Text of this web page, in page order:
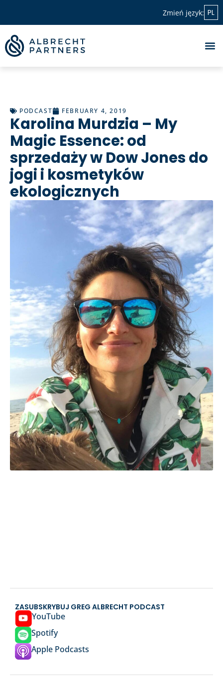
Zmień język: PL
PODCAST FEBRUARY 4, 2019
Karolina Murdzia – My
Magic Essence: od
sprzedaży w Dow Jones do
jogi i kosmetyków
ekologicznych
ZASUBSKRYBUJ GREG ALBRECHT PODCAST
YouTube
Spotify
Apple Podcasts